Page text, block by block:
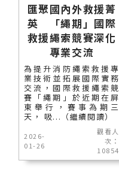
匯聚國內外救援菁
英 「繩期」國際
救援繩索競賽深化
專業交流
為提升消防繩索救援專
業技術並拓展國際實務
交流，國際救援繩索競
賽「繩期」於近期在屏
東舉行，賽事為期三
天， 吸...（繼續閱讀）
2026-
01-26
觀看人
次：
10854